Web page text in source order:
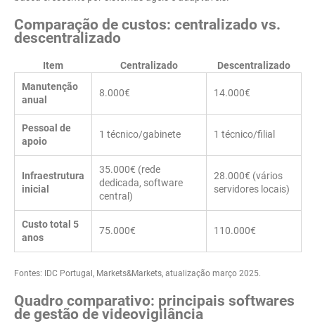
Comparação de custos: centralizado vs.
descentralizado
Item Centralizado
Descentralizado
Manutenção
anual
8.000€ 14.000€
Pessoal de
apoio
1 técnico/gabinete 1 técnico/filial
Infraestrutura
inicial
35.000€ (rede
dedicada, software
central)
28.000€ (vários
servidores locais)
Custo total 5
anos
75.000€ 110.000€
Fontes: IDC Portugal, Markets&Markets, atualização março 2025.
Quadro comparativo: principais softwares
de gestão de videovigilância